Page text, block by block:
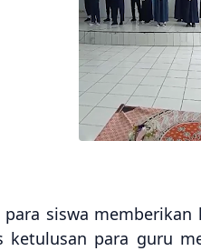
siswa
para guru